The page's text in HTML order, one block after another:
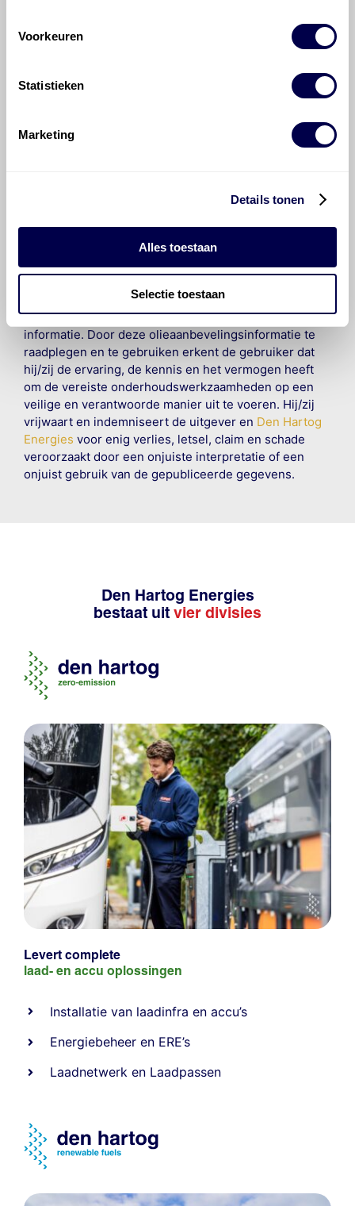
Voorkeuren
Statistieken
Marketing
Details tonen
Alles toestaan
Selectie toestaan
©Olyslager
andere manieren worden overgedragen zonder
Organisation B.V. Hoewel alles in het werk is gesteld
om ervoor te zorgen dat deze gegevens zo accuraat
en compleet mogelijk zijn, wordt geen
wettelijke verplichting bestaat, voor schade of verlies
veroorzaakt door fouten of omissies in de verstrekte
informatie. Door deze olieaanbevelingsinformatie te
raadplegen en te gebruiken erkent de gebruiker dat
hij/zij de ervaring, de kennis en het vermogen heeft
om de vereiste onderhoudswerkzaamheden op een
veilige en verantwoorde manier uit te voeren. Hij/zij
vrijwaart en indemniseert de uitgever en Den Hartog
Energies voor enig verlies, letsel, claim en schade
veroorzaakt door een onjuiste interpretatie of een
onjuist gebruik van de gepubliceerde gegevens.
Den Hartog Energies
bestaat uit vier divisies
Levert complete
laad- en accu oplossingen
Installatie van laadinfra en accu’s
Energiebeheer en ERE’s
Laadnetwerk en Laadpassen